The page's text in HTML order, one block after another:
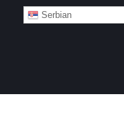
Serbian